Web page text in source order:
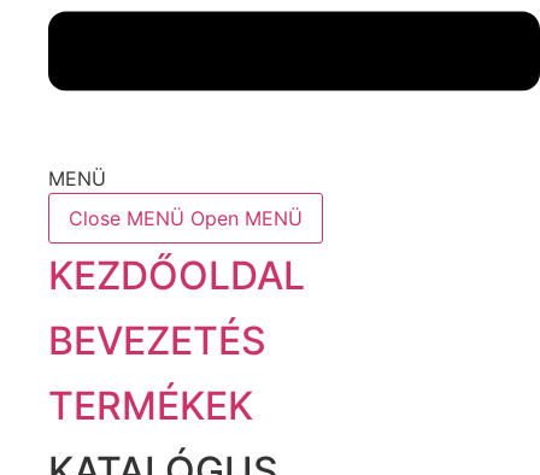
MENÜ
Close MENÜ Open MENÜ
KEZDŐOLDAL
BEVEZETÉS
TERMÉKEK